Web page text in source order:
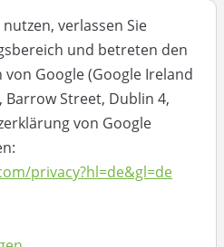
verlassen Sie
und betreten den
Google (Google Ireland
Street, Dublin 4,
von Google
privacy?hl=de&gl=de